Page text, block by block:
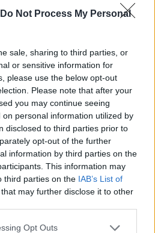
Do Not Process My Personal
sale, sharing to third parties, or
or sensitive information for
please use the below opt-out
Please note that after your
you may continue seeing
personal information utilized by
disclosed to third parties prior to
opt-out of the further
information by third parties on the
This information may
third parties on the IAB’s List of
that may further disclose it to other
Opt Outs
Biglietti
COMPRARE
BIGLIETTI
a
a
a
a
FNAC
a